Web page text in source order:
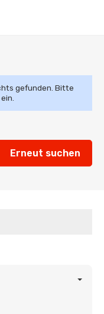
gefunden. Bitte